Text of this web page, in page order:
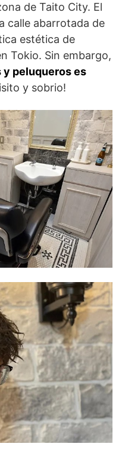
de Taito City. El
calle abarrotada de
estética de
Tokio. Sin embargo,
peluqueros es
y sobrio!